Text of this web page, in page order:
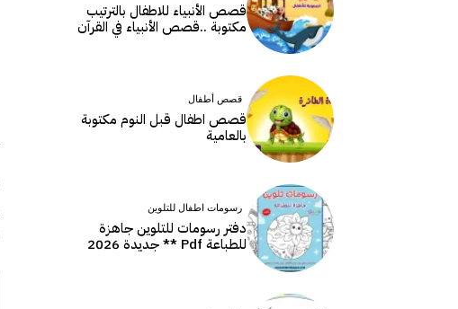
قصص الأنبياء للاطفال بالترتيب
مكتوبة ..قصص الأنبياء في القرآن
قصص أطفال
قصص اطفال قبل النوم مكتوبة
بالعامية
رسومات اطفال للتلوين
دفتر رسومات للتلوين جاهزة
للطباعة Pdf ** جديدة 2026